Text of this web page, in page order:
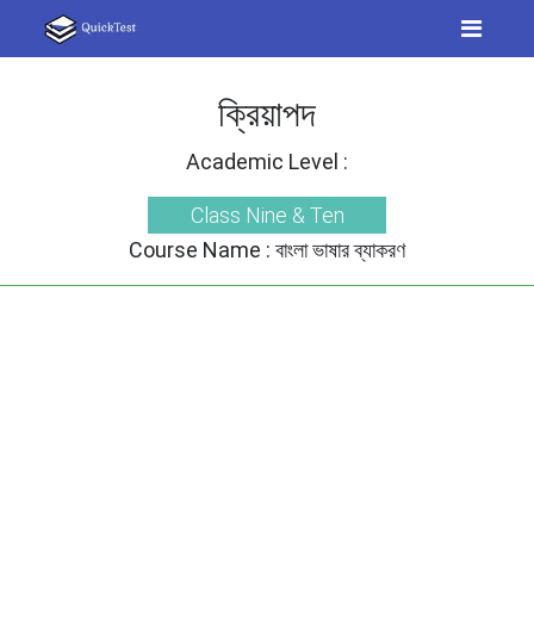
ক্রিয়াপদ
Academic Level :
Class Nine & Ten
Course Name : বাংলা ভাষার ব্যাকরণ